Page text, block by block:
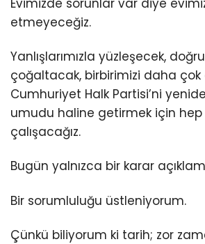
Evimizde sorunlar var diye
etmeyeceğiz.
Yanlışlarımızla yüzleşecek,
çoğaltacak, birbirimizi daha çok
Cumhuriyet Halk Partisi’ni
umudu haline getirmek için hep
çalışacağız.
Bugün yalnızca bir karar
Bir sorumluluğu üstleniyorum.
Çünkü biliyorum ki tarih; zor